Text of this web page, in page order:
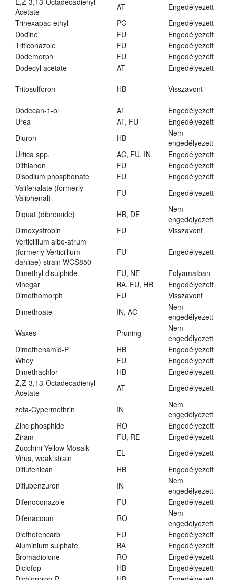
Acetate
AT
Engedélyezett
Trinexapac-ethyl
PG
Engedélyezett
Dodine
FU
Engedélyezett
Triticonazole
FU
Engedélyezett
Dodemorph
FU
Engedélyezett
Dodecyl acetate
AT Engedélyezett
Tritosulforon HB Visszavont
Dodecan-1-ol AT
Engedélyezett
Urea
AT, FU
Engedélyezett
Diuron
HB
Nem
engedélyezett
Urtica spp.
AC, FU, IN
Engedélyezett
Dithianon
FU
Engedélyezett
Disodium phosphonate
FU
Engedélyezett
Valifenalate (formerly
Valiphenal)
FU Engedélyezett
Diquat (dibromide) HB, DE
Nem
engedélyezett
Dimoxystrobin
FU
Visszavont
Verticillium albo-atrum
(formerly Verticillium
dahliae) strain WCS850
FU Engedélyezett
Dimethyl disulphide FU, NE
Folyamatban
Vinegar
BA, FU, HB
Engedélyezett
Dimethomorph
FU
Visszavont
Dimethoate
IN, AC
Nem
engedélyezett
Waxes
Pruning
Nem
engedélyezett
Dimethenamid-P
HB
Engedélyezett
Whey
FU
Engedélyezett
Dimethachlor
HB
Engedélyezett
Z,Z-3,13-Octadecadienyl
Acetate
AT Engedélyezett
zeta-Cypermethrin IN
Nem
engedélyezett
Zinc phosphide
RO
Engedélyezett
Ziram
FU, RE
Engedélyezett
Zucchini Yellow Mosaik
Virus, weak strain
EL
Engedélyezett
Diflufenican
HB
Engedélyezett
Diflubenzuron
IN
Nem
engedélyezett
Difenoconazole
FU
Engedélyezett
Difenacoum
RO
Nem
engedélyezett
Diethofencarb
FU
Engedélyezett
Aluminium sulphate
BA
Engedélyezett
Bromadiolone
RO
Engedélyezett
Diclofop
HB
Engedélyezett